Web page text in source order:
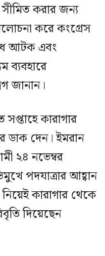
সীমিত করার জন্য
করে কংগ্রেস
আটক এবং
ব্যবহারে
জানান।
কারাগার
ডাক দেন। ইমরান
২৪ নভেম্বর
পদযাত্রার আহ্বান
কারাগার থেকে
দিয়েছেন